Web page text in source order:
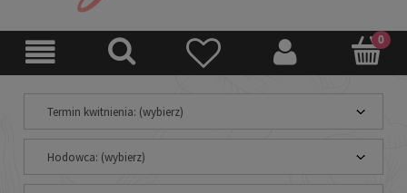
Termin kwitnienia: (wybierz)
Hodowca: (wybierz)